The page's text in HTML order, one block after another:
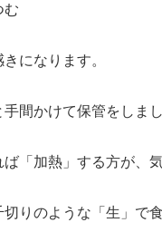
む
になります。
間かけて保管をしまし
「加熱」する方が、
りのような「生」で